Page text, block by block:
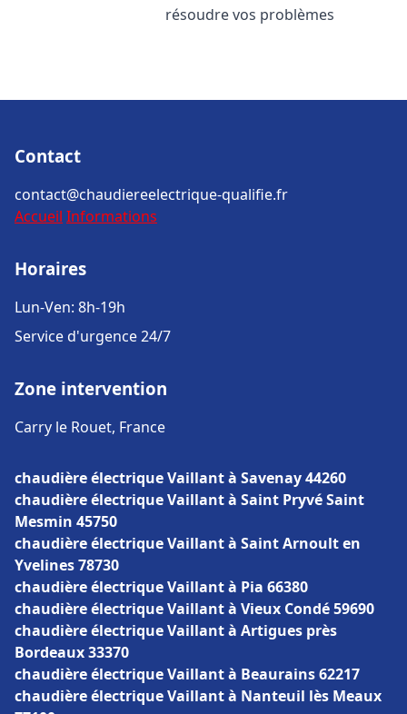
résoudre vos problèmes
Contact
contact@chaudiereelectrique-qualifie.fr
Accueil Informations
Horaires
Lun-Ven: 8h-19h
Service d'urgence 24/7
Zone intervention
Carry le Rouet, France
chaudière électrique Vaillant à Savenay 44260
chaudière électrique Vaillant à Saint Pryvé Saint
Mesmin 45750
chaudière électrique Vaillant à Saint Arnoult en
Yvelines 78730
chaudière électrique Vaillant à Pia 66380
chaudière électrique Vaillant à Vieux Condé 59690
chaudière électrique Vaillant à Artigues près
Bordeaux 33370
chaudière électrique Vaillant à Beaurains 62217
chaudière électrique Vaillant à Nanteuil lès Meaux